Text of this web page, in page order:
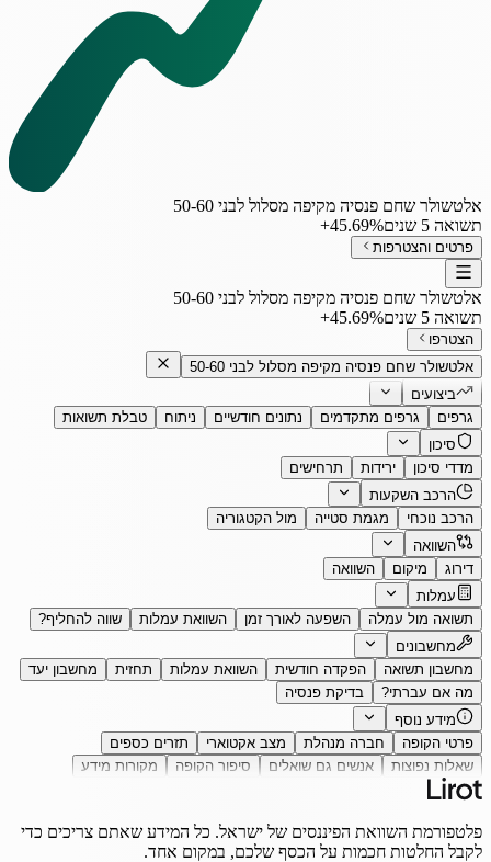
אלטשולר שחם פנסיה מקיפה מסלול לבני 50-60
תשואה 5 שנים
‎+45.69%
פרטים והצטרפות
אלטשולר שחם פנסיה מקיפה מסלול לבני 50-60
תשואה 5 שנים
‎+45.69%
הצטרפו
אלטשולר שחם פנסיה מקיפה מסלול לבני 50-60
ביצועים
גרפים
גרפים מתקדמים נתונים חודשיים ניתוח
טבלת תשואות
סיכון
מדדי סיכון
ירידות
תרחישים
הרכב השקעות
הרכב נוכחי
מגמת סטייה
מול הקטגוריה
השוואה
דירוג
מיקום
השוואה
עמלות
תשואה מול עמלה
השפעה לאורך זמן השוואת עמלות
שווה להחליף?
מחשבונים
מחשבון תשואה
הפקדה חודשית השוואת עמלות תחזית
מחשבון יעד
מה אם עברתי?
בדיקת פנסיה
מידע נוסף
פרטי הקופה
חברה מנהלת מצב אקטוארי
תזרים כספים
שאלות נפוצות
אנשים גם שואלים סיפור הקופה מקורות מידע
פלטפורמת השוואת הפיננסים של ישראל. כל המידע שאתם צריכים כדי
לקבל החלטות חכמות על הכסף שלכם, במקום אחד.